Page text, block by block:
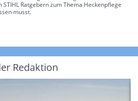
Ratgebern zum Thema Heckenpflege
musst.
Redaktion